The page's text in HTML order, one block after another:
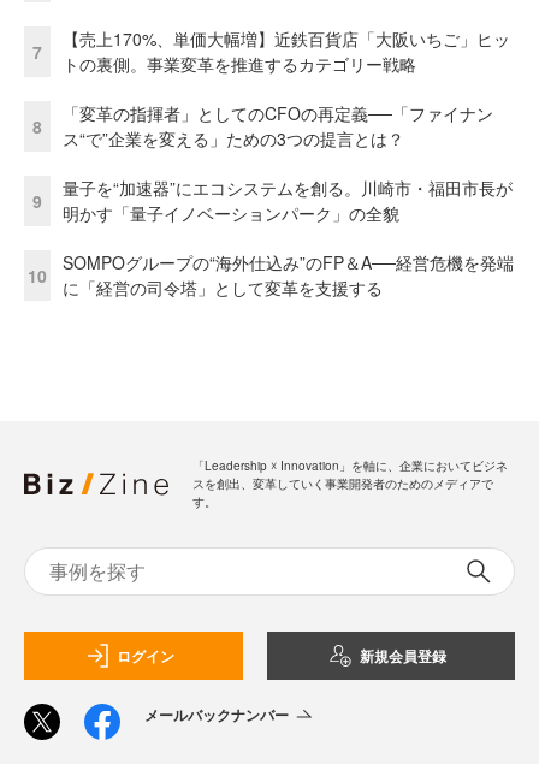
7
【売上170%、単価大幅増】近鉄百貨店「大阪いちご」ヒッ
トの裏側。事業変革を推進するカテゴリー戦略
8
「変革の指揮者」としてのCFOの再定義──「ファイナン
ス“で”企業を変える」ための3つの提言とは？
9
量子を“加速器”にエコシステムを創る。川崎市・福田市長が
明かす「量子イノベーションパーク」の全貌
10
SOMPOグループの“海外仕込み”のFP＆A──経営危機を発端
に「経営の司令塔」として変革を支援する
「Leadership ☓ Innovation」を軸に、企業においてビジネ
スを創出、変革していく事業開発者のためのメディアで
す。
ログイン 新規会員登録
メールバックナンバー